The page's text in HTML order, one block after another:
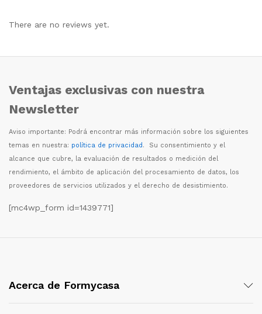
There are no reviews yet.
Ventajas exclusivas con nuestra
Newsletter
Aviso importante: Podrá encontrar más información sobre los siguientes
temas en nuestra: política de privacidad. Su consentimiento y el
alcance que cubre, la evaluación de resultados o medición del
rendimiento, el ámbito de aplicación del procesamiento de datos, los
proveedores de servicios utilizados y el derecho de desistimiento.
[mc4wp_form id=1439771]
Acerca de Formycasa